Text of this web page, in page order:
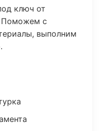
ключ от
Поможем с
выполним